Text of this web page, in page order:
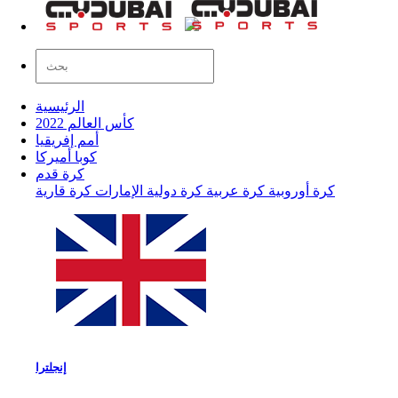
الرئيسية
كأس العالم 2022
أمم إفريقيا
كوبا أميركا
كرة قدم
كرة أوروبية كرة عربية كرة دولية الإمارات كرة قارية
إنجلترا